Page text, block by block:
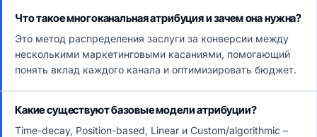
Что такое многоканальная атрибуция и зачем она нужна?
Это метод распределения заслуги за конверсии между
несколькими маркетинговыми касаниями, помогающий
понять вклад каждого канала и оптимизировать бюджет.
Какие существуют базовые модели атрибуции?
Time-decay, Position-based, Linear и Custom/algorithmic –